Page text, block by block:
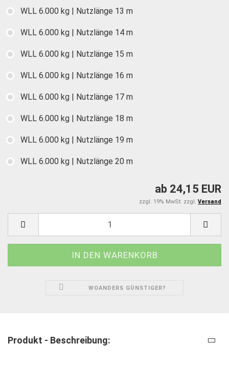
WLL 6.000 kg | Nutzlänge 13 m
WLL 6.000 kg | Nutzlänge 14 m
WLL 6.000 kg | Nutzlänge 15 m
WLL 6.000 kg | Nutzlänge 16 m
WLL 6.000 kg | Nutzlänge 17 m
WLL 6.000 kg | Nutzlänge 18 m
WLL 6.000 kg | Nutzlänge 19 m
WLL 6.000 kg | Nutzlänge 20 m
ab 24,15 EUR
zzgl. 19% MwSt. zzgl. Versand
WOANDERS GÜNSTIGER?
Produkt - Beschreibung: